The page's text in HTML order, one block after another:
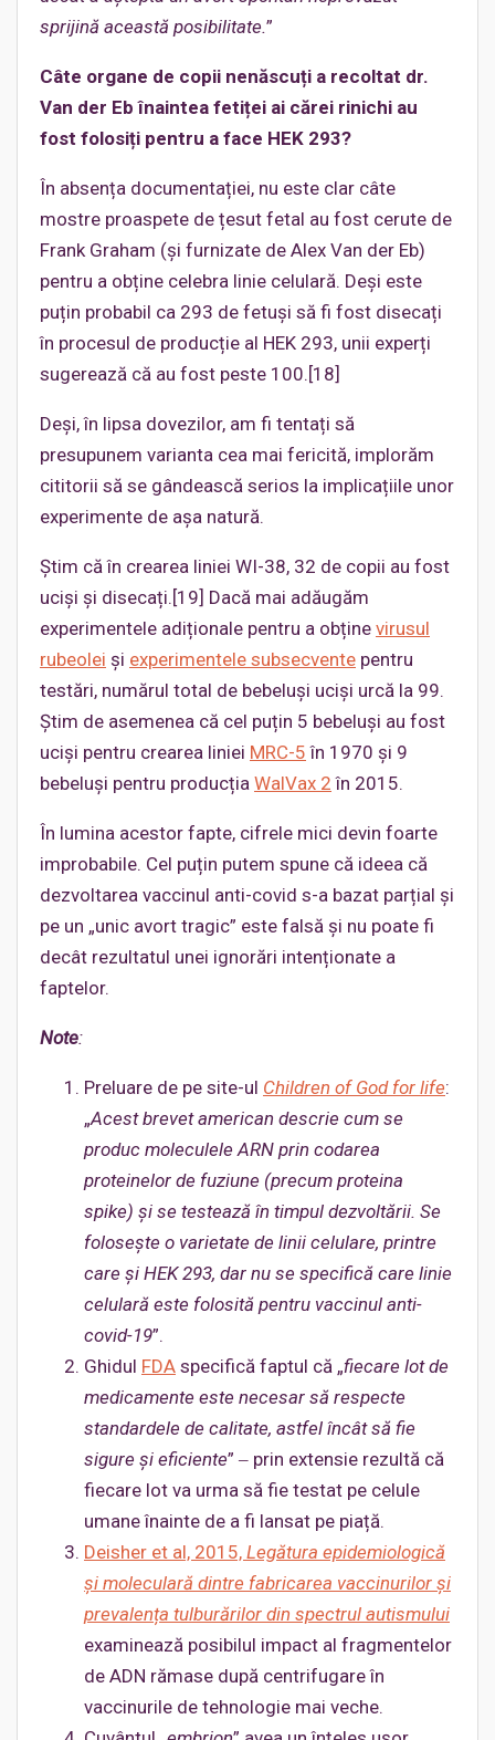
sprijină această posibilitate.”
Câte organe de copii nenăscuți a recoltat dr.
Van der Eb înaintea fetiței ai cărei rinichi au
fost folosiți pentru a face HEK 293?
În absența documentației, nu este clar câte
mostre proaspete de țesut fetal au fost cerute de
Frank Graham (și furnizate de Alex Van der Eb)
pentru a obține celebra linie celulară. Deși este
puțin probabil ca 293 de fetuși să fi fost disecați
în procesul de producție al HEK 293, unii experți
sugerează că au fost peste 100.[18]
Deși, în lipsa dovezilor, am fi tentați să
presupunem varianta cea mai fericită, implorăm
cititorii să se gândească serios la implicațiile unor
experimente de așa natură.
Știm că în crearea liniei WI-38, 32 de copii au fost
uciși și disecați.[19] Dacă mai adăugăm
experimentele adiționale pentru a obține virusul
rubeolei și experimentele subsecvente pentru
testări, numărul total de bebeluși uciși urcă la 99.
Știm de asemenea că cel puțin 5 bebeluși au fost
uciși pentru crearea liniei MRC-5 în 1970 și 9
bebeluși pentru producția WalVax 2 în 2015.
În lumina acestor fapte, cifrele mici devin foarte
improbabile. Cel puțin putem spune că ideea că
dezvoltarea vaccinul anti-covid s-a bazat parțial și
pe un „unic avort tragic” este falsă și nu poate fi
decât rezultatul unei ignorări intenționate a
faptelor.
Note:
Preluare de pe site-ul Children of God for life:
„Acest brevet american descrie cum se
produc moleculele ARN prin codarea
proteinelor de fuziune (precum proteina
spike) și se testează în timpul dezvoltării. Se
folosește o varietate de linii celulare, printre
care și HEK 293, dar nu se specifică care linie
celulară este folosită pentru vaccinul anti-
covid-19”.
Ghidul FDA specifică faptul că „fiecare lot de
medicamente este necesar să respecte
standardele de calitate, astfel încât să fie
sigure și eficiente” ‒ prin extensie rezultă că
fiecare lot va urma să fie testat pe celule
umane înainte de a fi lansat pe piață.
Deisher et al, 2015, Legătura epidemiologică
și moleculară dintre fabricarea vaccinurilor și
prevalența tulburărilor din spectrul autismului
examinează posibilul impact al fragmentelor
de ADN rămase după centrifugare în
vaccinurile de tehnologie mai veche.